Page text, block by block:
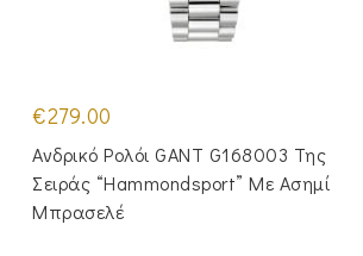
€279.00
Ανδρικό Ρολόι GANT G168003 Της
Σειράς “Hammondsport” Με Ασημί
Μπρασελέ